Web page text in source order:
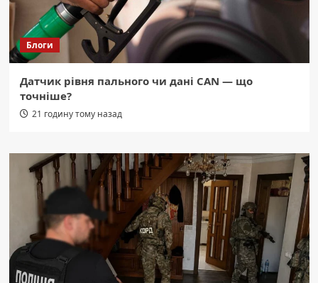
Блоги
Датчик рівня пального чи дані CAN — що
точніше?
21 годину тому назад